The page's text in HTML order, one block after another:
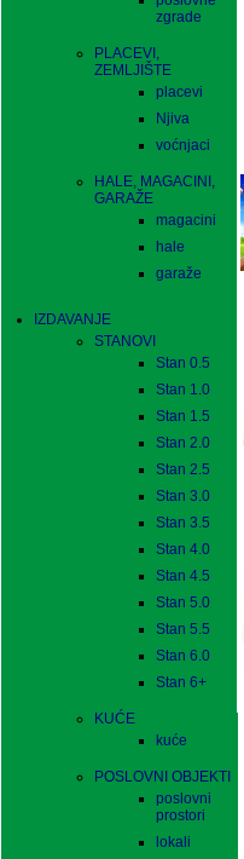
zgrade
PLACEVI,
ZEMLJIŠTE
placevi
Njiva
voćnjaci
HALE, MAGACINI,
GARAŽE
magacini
hale
garaže
IZDAVANJE
STANOVI
Stan 0.5
Stan 1.0
Stan 1.5
Stan 2.0
Stan 2.5
Stan 3.0
Stan 3.5
Stan 4.0
Stan 4.5
Stan 5.0
Stan 5.5
Stan 6.0
Stan 6+
KUĆE
kuće
POSLOVNI OBJEKTI
poslovni
prostori
lokali